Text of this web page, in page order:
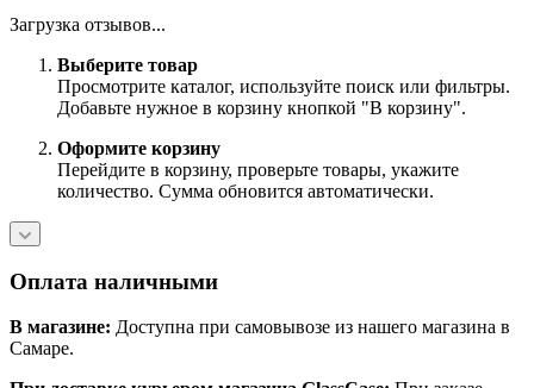
Загрузка отзывов...
Выберите товар
Просмотрите каталог, используйте поиск или фильтры.
Добавьте нужное в корзину кнопкой "В корзину".
Оформите корзину
Перейдите в корзину, проверьте товары, укажите
количество. Сумма обновится автоматически.
Оплата наличными
В магазине: Доступна при самовывозе из нашего магазина в
Самаре.